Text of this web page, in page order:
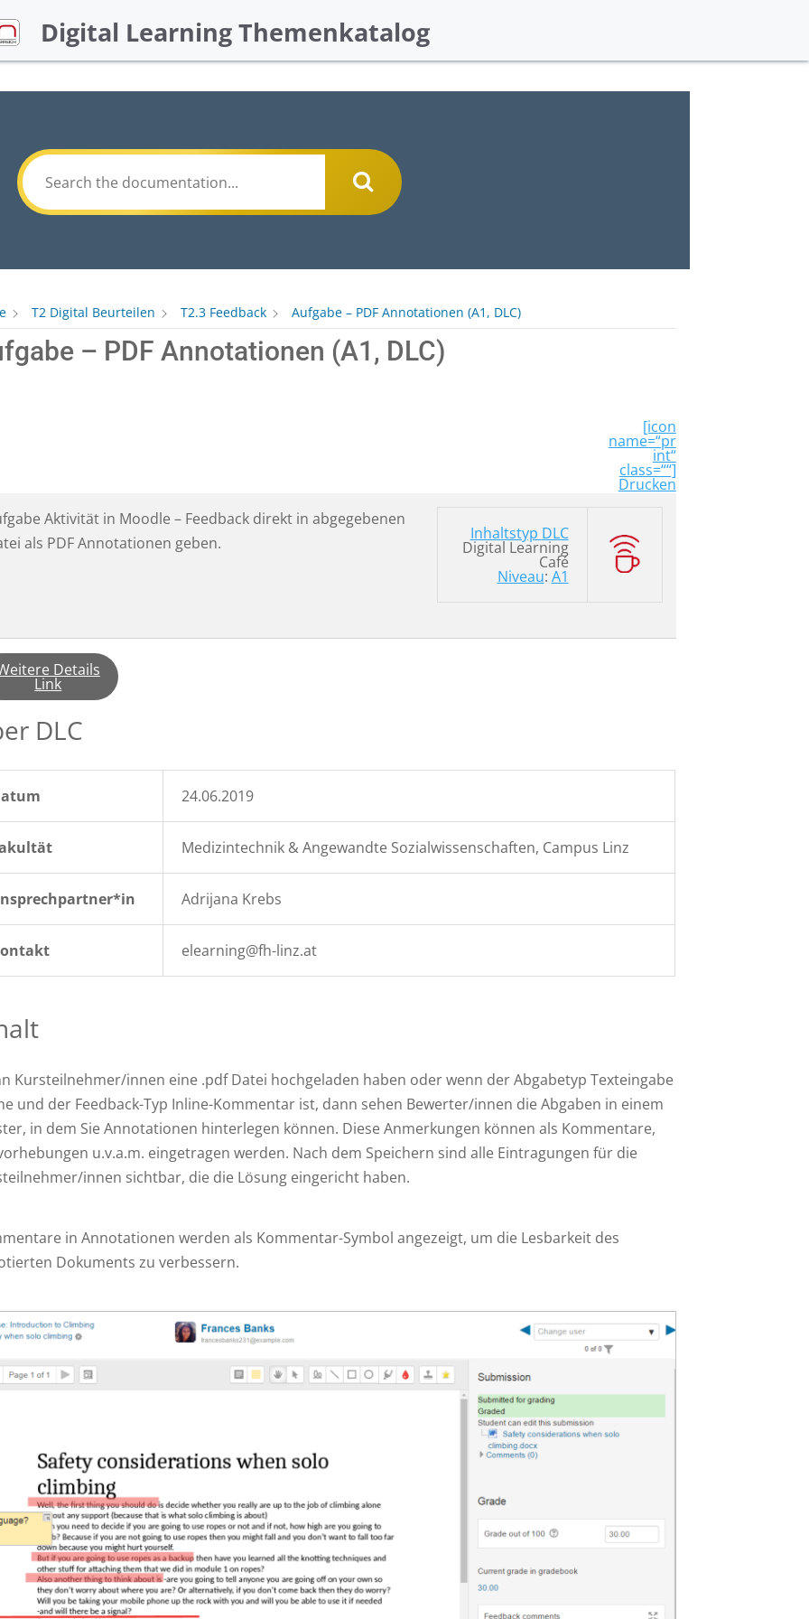
Digital Learning Themenkatalog
T2 Digital Beurteilen T2.3 Feedback Aufgabe – PDF Annotationen (A1, DLC)
– PDF Annotationen (A1, DLC)
[icon
name=“pr
int“
class=““]
Drucken
Aktivität in Moodle – Feedback direkt in abgegebenen
als PDF Annotationen geben.
Inhaltstyp DLC
Digital Learning
Café
Niveau: A1
Details
Link
DLC
24.06.2019
Medizintechnik & Angewandte Sozialwissenschaften, Campus Linz
Adrijana Krebs
elearning@fh-linz.at
Kursteilnehmer/innen eine .pdf Datei hochgeladen haben oder wenn der Abgabetyp Texteingabe
und der Feedback-Typ Inline-Kommentar ist, dann sehen Bewerter/innen die Abgaben in einem
in dem Sie Annotationen hinterlegen können. Diese Anmerkungen können als Kommentare,
u.v.a.m. eingetragen werden. Nach dem Speichern sind alle Eintragungen für die
innen sichtbar, die die Lösung eingericht haben.
in Annotationen werden als Kommentar-Symbol angezeigt, um die Lesbarkeit des
Dokuments zu verbessern.